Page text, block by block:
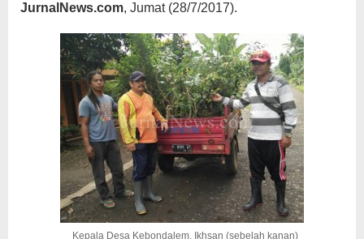
JurnalNews.com, Jumat (28/7/2017).
Kepala Desa Kebondalem, Ikhsan (sebelah kanan)